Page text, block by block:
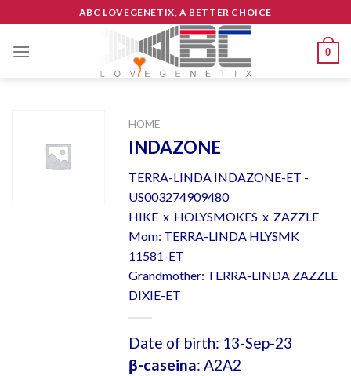
to
content
ABC LOVEGENETIX, A BETTER CHOICE
0
HOME
INDAZONE
TERRA-LINDA INDAZONE-ET -
US003274909480
HIKE x HOLYSMOKES x ZAZZLE
Mom: TERRA-LINDA HLYSMK
11581-ET
Grandmother: TERRA-LINDA ZAZZLE
DIXIE-ET
Date of birth: 13-Sep-23
β-caseina: A2A2